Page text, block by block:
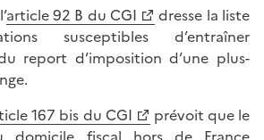
article 92 B du CGI
dresse la liste
susceptibles d’entraîner
report d’imposition d’une plus-
167 bis du CGI
prévoit que le